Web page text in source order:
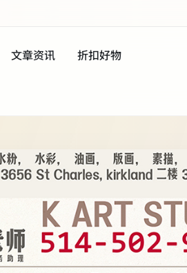
文章资讯 折扣好物